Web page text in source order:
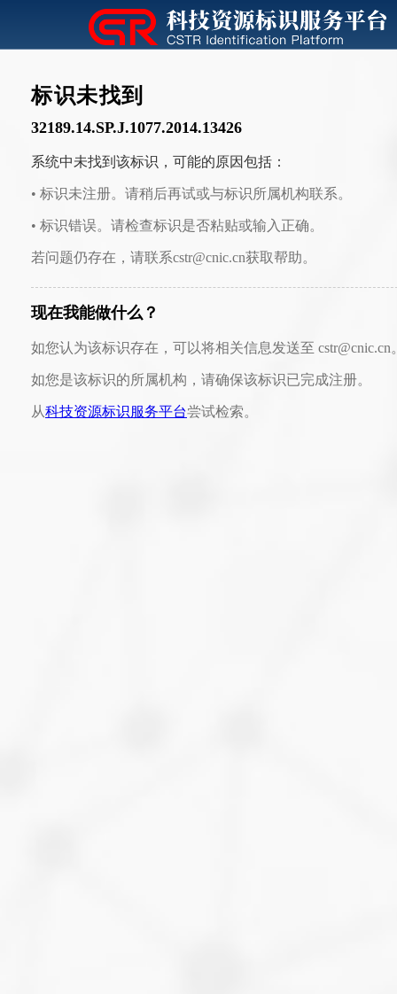
标识未找到
32189.14.SP.J.1077.2014.13426
系统中未找到该标识，可能的原因包括：
• 标识未注册。请稍后再试或与标识所属机构联系。
• 标识错误。请检查标识是否粘贴或输入正确。
若问题仍存在，请联系cstr@cnic.cn获取帮助。
现在我能做什么？
如您认为该标识存在，可以将相关信息发送至 cstr@cnic.cn
如您是该标识的所属机构，请确保该标识已完成注册。
从科技资源标识服务平台尝试检索。